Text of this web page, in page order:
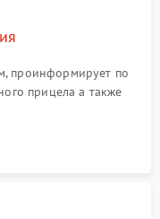
проинформирует по
прицела а также